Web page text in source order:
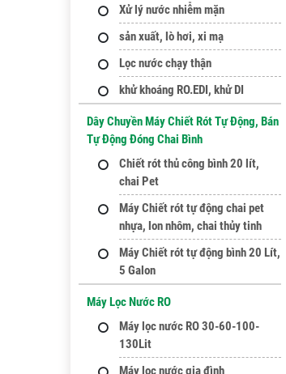
Xử lý nước nhiễm mặn
sản xuất, lò hơi, xi mạ
Lọc nước chạy thận
khử khoáng RO.EDI, khử DI
Dây Chuyền Máy Chiết Rót Tự Động, Bán
Tự Động Đóng Chai Bình
Chiết rót thủ công bình 20 lít,
chai Pet
Máy Chiết rót tự động chai pet
nhựa, lon nhôm, chai thủy tinh
Máy Chiết rót tự động bình 20 Lít,
5 Galon
Máy Lọc Nước RO
Máy lọc nước RO 30-60-100-
130Lit
Máy lọc nước gia đình